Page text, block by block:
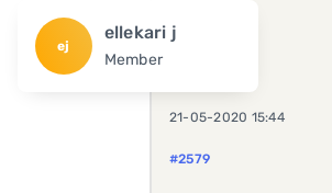
ej
ellekari j
Member
21-05-2020 15:44
#2579